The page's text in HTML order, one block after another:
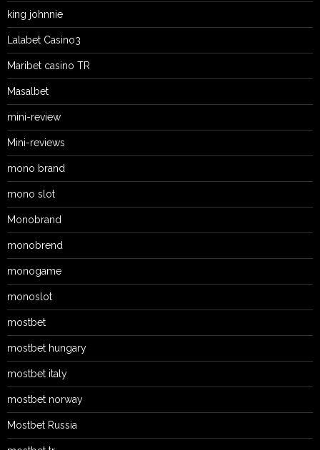
king johnnie
Lalabet Casino3
Maribet casino TR
Masalbet
mini-review
Mini-reviews
mono brand
mono slot
Monobrand
monobrend
monogame
monoslot
mostbet
mostbet hungary
mostbet italy
mostbet norway
Mostbet Russia